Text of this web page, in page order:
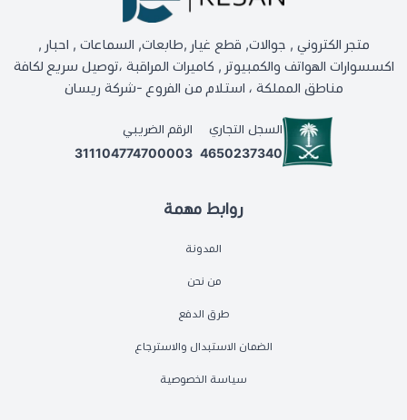
روابط مهمة
المدونة
من نحن
طرق الدفع
الضمان الاستبدال والاسترجاع
سياسة الخصوصية
متجر الكتروني , جوالات, قطع غيار ,طابعات, السماعات , احبار ,
اكسسوارات الهواتف والكمبيوتر , كاميرات المراقبة ،توصيل سريع لكافة
مناطق المملكة ، استلام من الفروع -شركة ريسان
السجل التجاري
4650237340
الرقم الضريبي
311104774700003